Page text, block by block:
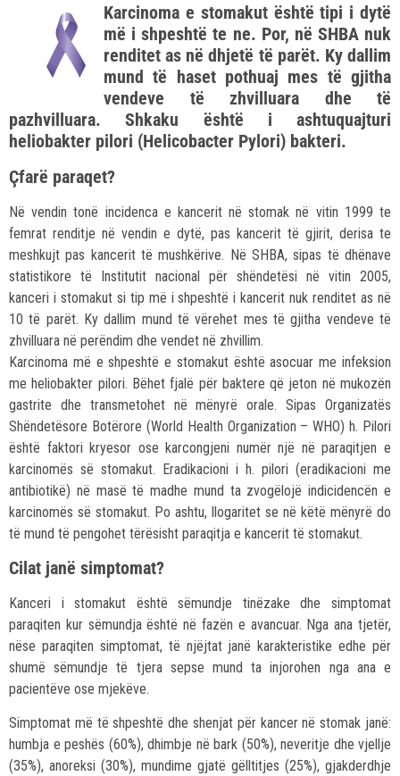
Karcinoma e stomakut është tipi i dytë
më i shpeshtë te ne. Por, në SHBA nuk
renditet as në dhjetë të parët. Ky dallim
mund të haset pothuaj mes të gjitha
vendeve të zhvilluara dhe të
pazhvilluara. Shkaku është i ashtuquajturi
heliobakter pilori (Helicobacter Pylori) bakteri.
Çfarë paraqet?
Në vendin tonë incidenca e kancerit në stomak në vitin 1999 te
femrat renditje në vendin e dytë, pas kancerit të gjirit, derisa te
meshkujt pas kancerit të mushkërive. Në SHBA, sipas të dhënave
statistikore të Institutit nacional për shëndetësi në vitin 2005,
kanceri i stomakut si tip më i shpeshtë i kancerit nuk renditet as në
10 të parët. Ky dallim mund të vërehet mes të gjitha vendeve të
zhvilluara në perëndim dhe vendet në zhvillim.
Karcinoma më e shpeshtë e stomakut është asocuar me infeksion
me heliobakter pilori. Bëhet fjalë për baktere që jeton në mukozën
gastrite dhe transmetohet në mënyrë orale. Sipas Organizatës
Shëndetësore Botërore (World Health Organization – WHO) h. Pilori
është faktori kryesor ose karcongjeni numër një në paraqitjen e
karcinomës së stomakut. Eradikacioni i h. pilori (eradikacioni me
antibiotikë) në masë të madhe mund ta zvogëlojë indicidencën e
karcinomës së stomakut. Po ashtu, llogaritet se në këtë mënyrë do
të mund të pengohet tërësisht paraqitja e kancerit të stomakut.
Cilat janë simptomat?
Kanceri i stomakut është sëmundje tinëzake dhe simptomat
paraqiten kur sëmundja është në fazën e avancuar. Nga ana tjetër,
nëse paraqiten simptomat, të njëjtat janë karakteristike edhe për
shumë sëmundje të tjera sepse mund ta injorohen nga ana e
pacientëve ose mjekëve.
Simptomat më të shpeshtë dhe shenjat për kancer në stomak janë:
humbja e peshës (60%), dhimbje në bark (50%), neveritje dhe vjellje
(35%), anoreksi (30%), mundime gjatë gëlltitjes (25%), gjakderdhje